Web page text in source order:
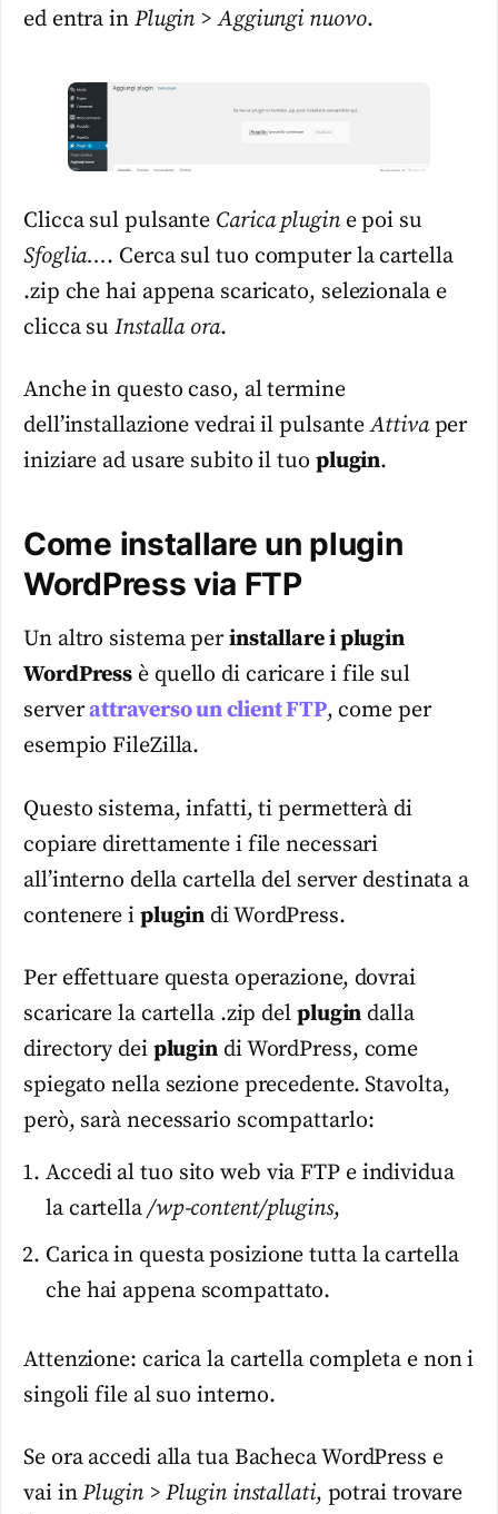
ed entra in Plugin > Aggiungi nuovo.
Clicca sul pulsante Carica plugine poi su
Sfoglia…. Cerca sul tuo computer la cartella
.zip che hai appena scaricato, selezionala e
clicca suInstalla ora.
Anche in questo caso, al termine
dell’installazione vedrai il pulsanteAttivaper
iniziare ad usare subito il tuo plugin.
Come installare un plugin
WordPress via FTP
Un altro sistema perinstallare i plugin
WordPress è quello di caricare i file sul
serverattraverso un client FTP, come per
esempio FileZilla.
Questo sistema, infatti, ti permetterà di
copiare direttamente i file necessari
all’interno della cartella del server destinata a
contenere i plugin di WordPress.
Per effettuare questa operazione, dovrai
scaricare la cartella .zip del plugin dalla
directory dei plugin di WordPress, come
spiegato nella sezione precedente. Stavolta,
però, sarà necessario scompattarlo:
Accedi al tuo sito web via FTP e individua
la cartella/wp-content/plugins,
Carica in questa posizione tutta la cartella
che hai appena scompattato.
Attenzione: carica la cartella completa e non i
singoli file al suo interno.
Se ora accedi alla tua Bacheca WordPress e
vai inPlugin > Plugin installati, potrai trovare